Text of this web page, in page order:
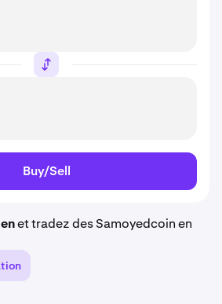
Buy/Sell
et tradez des Samoyedcoin en